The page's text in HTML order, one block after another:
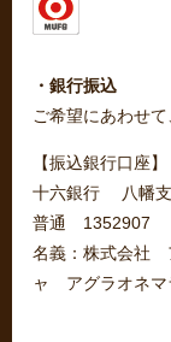
・銀行振込
ご希望にあわせ
【振込銀行口座】
十六銀行 八幡
普通 1352907
名義：株式会社
ャ アグラオネマ